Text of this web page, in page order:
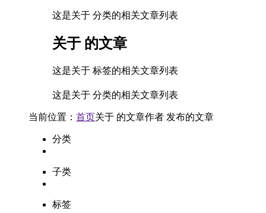
这是关于 分类的相关文章列表
关于 的文章
这是关于 标签的相关文章列表
这是关于 分类的相关文章列表
当前位置： 首页关于 的文章作者 发布的文章
分类
子类
标签